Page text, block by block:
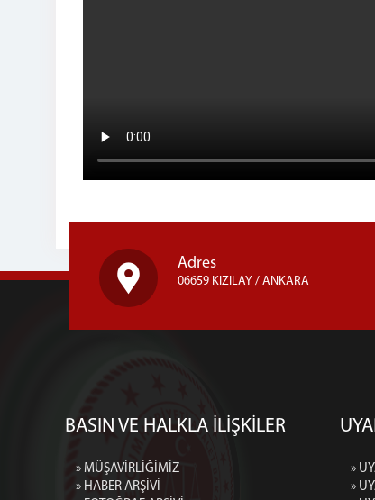
Adres
06659 KIZILAY / ANKARA
BASIN VE HALKLA İLİŞKİLER
» MÜŞAVİRLİĞİMİZ
» HABER ARŞİVİ
»
»